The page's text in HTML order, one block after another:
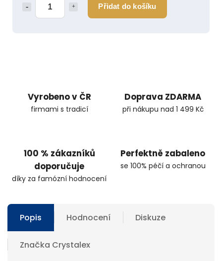
Přidat do košíku
Vyrobeno v ČR
firmami s tradicí
Doprava ZDARMA
při nákupu nad 1 499 Kč
100 % zákazníků
doporučuje
díky za famózní hodnocení
Perfektně zabaleno
se 100% péčí a ochranou
Popis Hodnocení Diskuze
Značka Crystalex